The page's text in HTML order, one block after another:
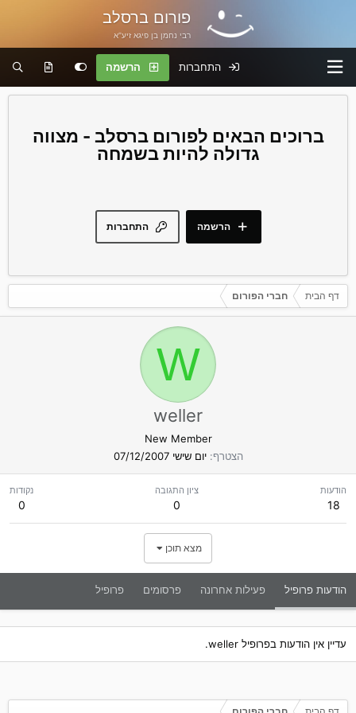
פורום ברסלב
רבי נחמן בן פיגא זיע"א
התחברות הרשמה
פורום ברסלב - מצווה
גדולה להיות בשמחה
התחברות הרשמה
דף הבית חברי הפורום
W
weller
New Member
הצטרף יום שישי 07/12/2007
הודעות
18
ציון התגובה
0
נקודות
0
מצא תוכן
הודעות פרופיל פעילות אחרונה פרסומים פרופיל
עדיין אין הודעות בפרופיל weller.